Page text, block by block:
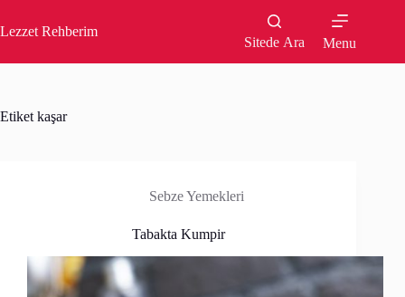
to
content
Lezzet Rehberim
Sitede Ara Menu
Etiket kaşar
Sebze Yemekleri
Tabakta Kumpir